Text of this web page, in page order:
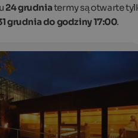
Thermal Baths
24 grudniatermy są otwarte
grudnia do godziny 17:00.